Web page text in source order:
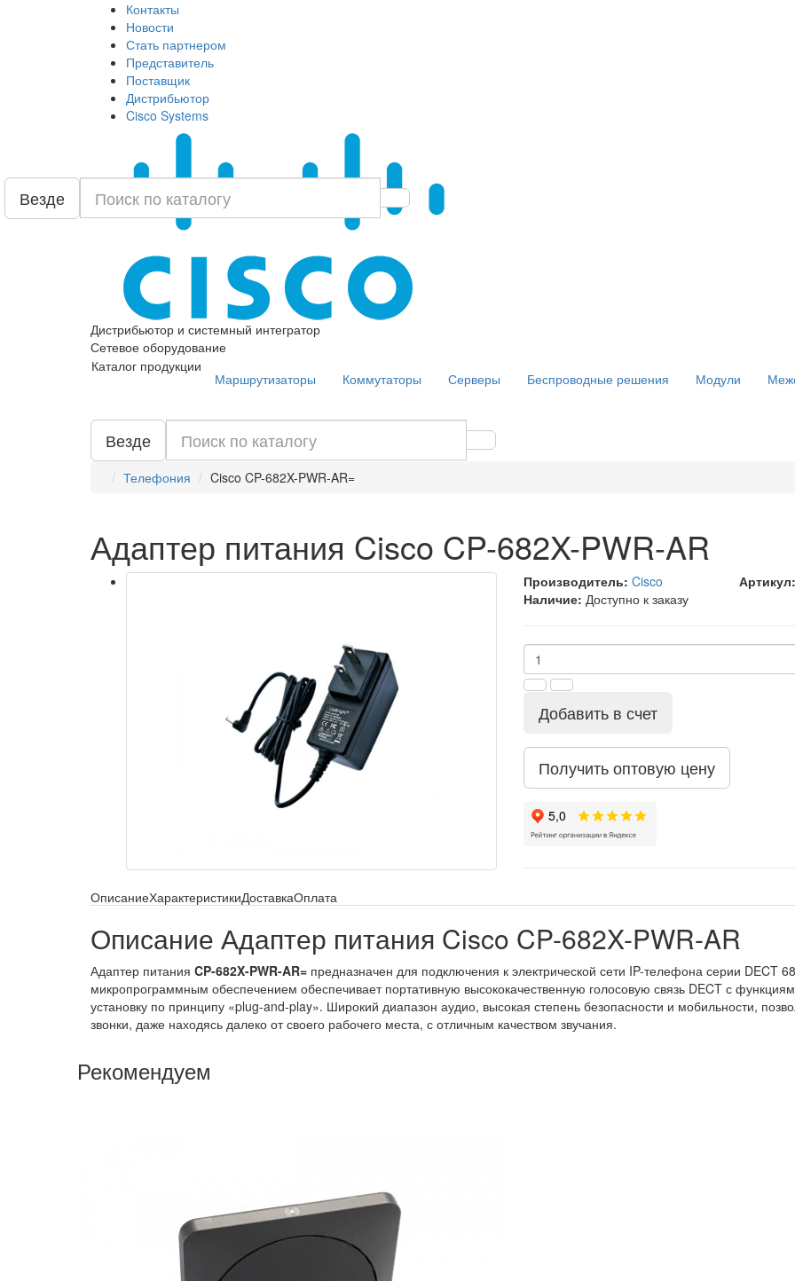
Контакты
Новости
Стать партнером
Представитель
Поставщик
Дистрибьютор
Cisco Systems
Дистрибьютор и системный интегратор
Сетевое оборудование
Везде
Каталог продукции
Маршрутизаторы Коммутаторы Серверы Беспроводные решения Модули
Везде
Телефония Cisco CP-682X-PWR-AR=
Адаптер питания Cisco CP-682X-PWR-AR
Производитель: Cisco Артикул:
Наличие: Доступно к заказу
Добавить в счет
Получить оптовую цену
ОписаниеХарактеристикиДоставкаОплата
Описание Адаптер питания Cisco CP-682X-PWR-AR
Адаптер питания CP-682X-PWR-AR= предназначен для подключения к электрической сети IP-телефона серии DECT
микропрограммным обеспечением обеспечивает портативную высококачественную голосовую связь DECT с
установку по принципу «plug-and-play». Широкий диапазон аудио, высокая степень безопасности и мобильности,
звонки, даже находясь далеко от своего рабочего места, с отличным качеством звучания.
Рекомендуем